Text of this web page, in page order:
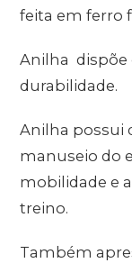
feita em ferro
Anilha dispõe
durabilidade.
Anilha possui
manuseio do
mobilidade e
treino.
Também